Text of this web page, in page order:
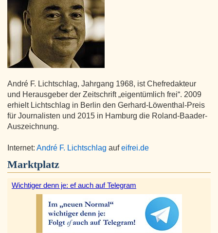
André F. Lichtschlag, Jahrgang 1968, ist Chefredakteur
und Herausgeber der Zeitschrift „eigentümlich frei“. 2009
erhielt Lichtschlag in Berlin den Gerhard-Löwenthal-Preis
für Journalisten und 2015 in Hamburg die Roland-Baader-
Auszeichnung.
Internet: André F. Lichtschlag aufeifrei.de
Marktplatz
Wichtiger denn je: ef auch auf Telegram